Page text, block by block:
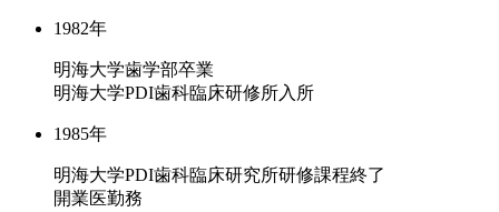
1982年
明海大学歯学部卒業
明海大学PDI歯科臨床研修所入所
1985年
明海大学PDI歯科臨床研究所研修課程終了
開業医勤務